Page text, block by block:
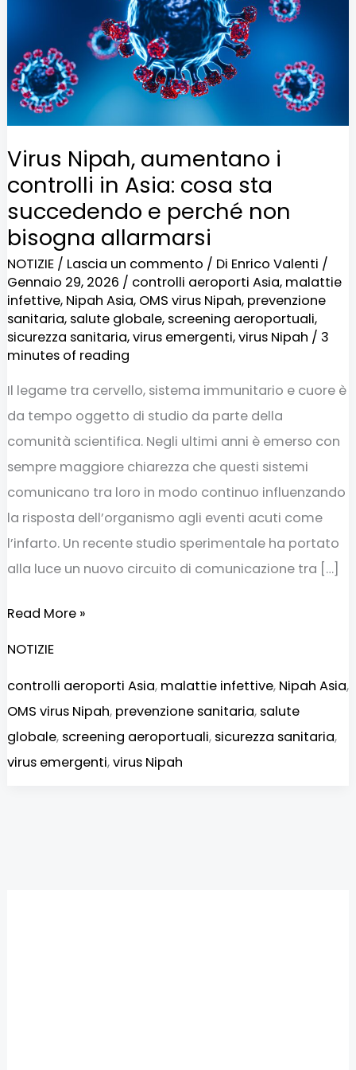
Virus Nipah, aumentano i
controlli in Asia: cosa sta
succedendo e perché non
bisogna allarmarsi
NOTIZIE/ Lascia un commento / Di Enrico Valenti /
Gennaio 29, 2026 / controlli aeroporti Asia, malattie
infettive, Nipah Asia, OMS virus Nipah, prevenzione
sanitaria, salute globale, screening aeroportuali,
sicurezza sanitaria,virus emergenti,virus Nipah / 3
minutes of reading
Il legame tra cervello, sistema immunitario e cuore è
da tempo oggetto di studio da parte della
comunità scientifica. Negli ultimi anni è emerso con
sempre maggiore chiarezza che questi sistemi
comunicano tra loro in modo continuo influenzando
la risposta dell’organismo agli eventi acuti come
l’infarto. Un recente studio sperimentale ha portato
alla luce un nuovo circuito di comunicazione tra […]
Asia:
cosa
sta
succedendo
e
non
bisogna
allarmarsi
Read More »
NOTIZIE
controlli aeroporti Asia, malattie infettive, Nipah Asia,
OMS virus Nipah, prevenzione sanitaria, salute
globale, screening aeroportuali, sicurezza sanitaria,
virus emergenti,virus Nipah